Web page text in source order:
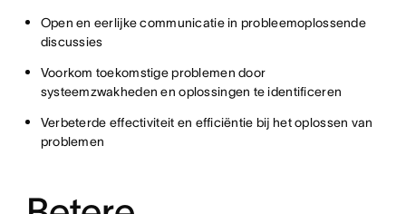
Open en eerlijke communicatie in probleemoplossende
discussies
Voorkom toekomstige problemen door
systeemzwakheden en oplossingen te identificeren
Verbeterde effectiviteit en efficiëntie bij het oplossen van
problemen